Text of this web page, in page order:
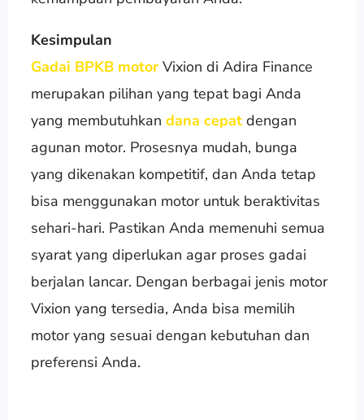
Kesimpulan
Gadai BPKB motorVixion di Adira Finance
merupakan pilihan yang tepat bagi Anda
yang membutuhkan dana cepatdengan
agunan motor. Prosesnya mudah, bunga
yang dikenakan kompetitif, dan Anda tetap
bisa menggunakan motor untuk beraktivitas
sehari-hari. Pastikan Anda memenuhi semua
syarat yang diperlukan agar proses gadai
berjalan lancar. Dengan berbagai jenis motor
Vixion yang tersedia, Anda bisa memilih
motor yang sesuai dengan kebutuhan dan
preferensi Anda.